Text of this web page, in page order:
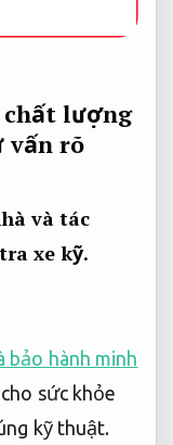
chất lượng
vấn rõ
và tác
xe kỹ.
bảo hành minh
sức khỏe
kỹ thuật.